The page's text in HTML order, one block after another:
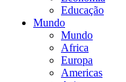
Educação
Mundo
Mundo
Africa
Europa
Americas